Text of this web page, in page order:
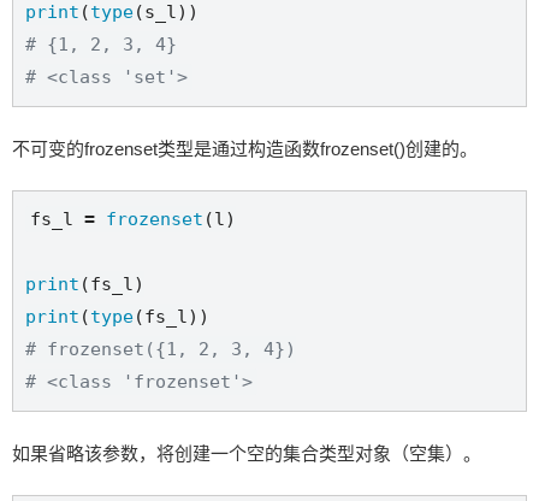
print (type
# {1, 2, 3, 4}
# <class 'set'>
不可变的frozenset类型是通过构造函数frozenset()创建的。
fs_l = frozenset (l)
print
print (type
# frozenset({1, 2, 3, 4})
# <class 'frozenset'>
如果省略该参数，将创建一个空的集合类型对象（空集）。